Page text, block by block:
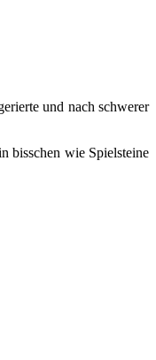
und nach schwerer
bisschen wie Spielsteine